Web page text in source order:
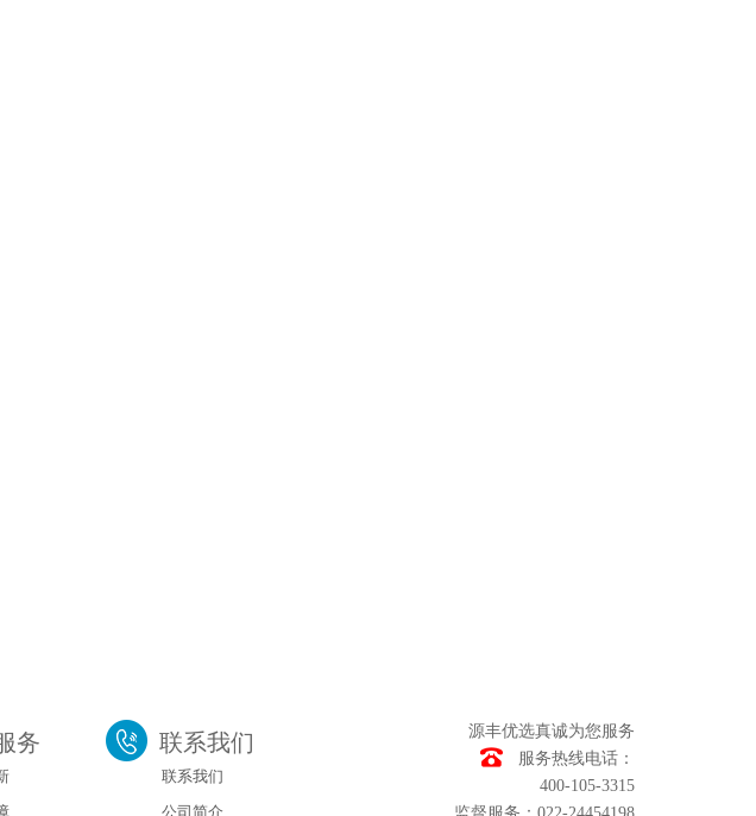
务 联系我们
联系我们
公司简介
源丰优选真诚为您服务
服务热线电话：
400-105-3315